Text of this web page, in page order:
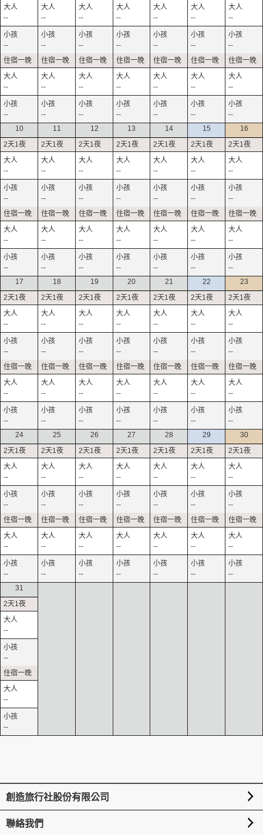
--
--
--
--
--
--
--
--
--
--
--
--
--
--
--
--
--
--
--
--
--
--
--
--
--
--
--
--
10
--
--
--
--
11
--
--
--
--
12
--
--
--
--
13
--
--
--
--
14
--
--
--
--
15
--
--
--
--
16
--
--
--
--
17
--
--
--
--
18
--
--
--
--
19
--
--
--
--
20
--
--
--
--
21
--
--
--
--
22
--
--
--
--
23
--
--
--
--
24
--
--
--
--
25
--
--
--
--
26
--
--
--
--
27
--
--
--
--
28
--
--
--
--
29
--
--
--
--
30
--
--
--
--
31
--
--
--
--
創造旅行社股份有限公司
聯絡我們